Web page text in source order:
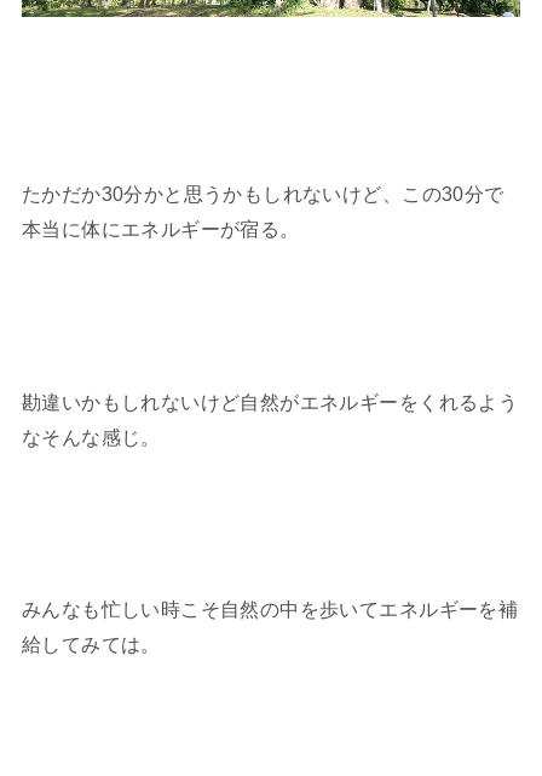
たかだか30分かと思うかもしれないけど、この30分で
本当に体にエネルギーが宿る。
勘違いかもしれないけど自然がエネルギーをくれるよう
なそんな感じ。
みんなも忙しい時こそ自然の中を歩いてエネルギーを補
給してみては。